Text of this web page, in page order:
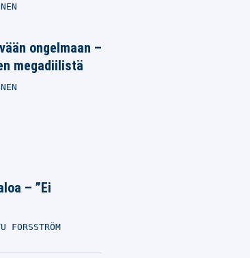
ongelmaan –
megadiilistä
– ”Ei
FORSSTRÖM